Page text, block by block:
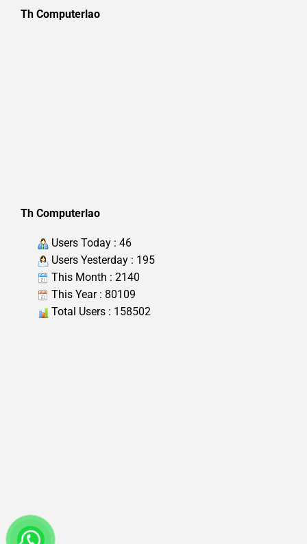
Th Computerlao
Th Computerlao
Users Today : 46
Users Yesterday : 195
This Month : 2140
This Year : 80109
Total Users : 158502